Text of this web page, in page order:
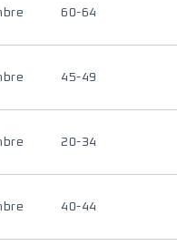
60-64
45-49
20-34
40-44